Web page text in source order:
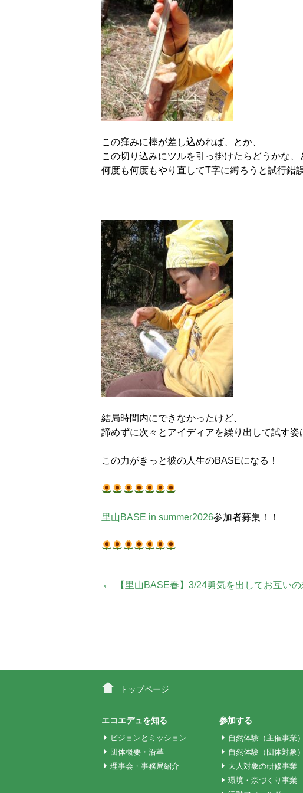
この窪みに棒が差し込めれば、とか、
この切り込みにツルを引っ掛けたらどうかな、
何度も何度もやり直してT字に縛ろうと試行錯誤
結局時間内にできなかったけど、
諦めずに次々とアイディアを繰り出して試す姿
この力がきっと彼の人生のBASEになる！
里山BASE in summer2026参加者募集！！
投
ビ
ゲ
ー
← 【里山BASE春】3/24勇気を出してお互い
トップページ
エコエデュを知る
ビジョンとミッション
団体概要・沿革
理事会・事務局紹介
参加する
自然体験（主催事業）
自然体験（団体対象）
大人対象の研修事業
環境・森づくり事業